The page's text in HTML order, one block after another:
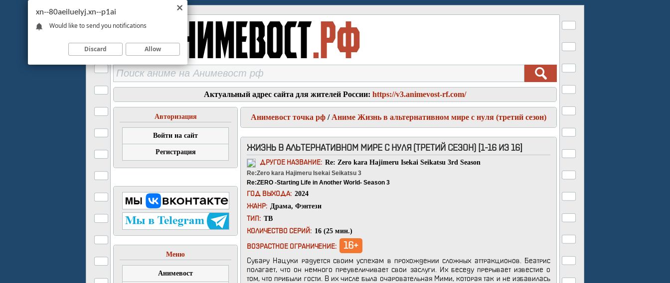
Актуальный адрес сайта для жителей России: https://v3.animevost-rf.com/
Авторизация
Войти на сайт
Регистрация
Меню
Анимевост
Анимевост точка рф / Аниме Жизнь в альтернативном мире с нуля (третий сезон)
ЖИЗНЬ В АЛЬТЕРНАТИВНОМ МИРЕ С НУЛЯ (ТРЕТИЙ СЕЗОН) [1-16 ИЗ 16]
ДРУГОЕ НАЗВАНИЕ: Re: Zero kara Hajimeru Isekai Seikatsu 3rd Season
Re:Zero kara Hajimeru Isekai Seikatsu 3
Re:ZERO -Starting Life in Another World- Season 3
ГОД ВЫХОДА: 2024
ЖАНР: Драма, Фэнтези
ТИП: ТВ
КОЛИЧЕСТВО СЕРИЙ: 16 (25 мин.)
ВОЗРАСТНОЕ ОГРАНИЧЕНИЕ: 16+
Субару Нацуки радуется своим успехам в прохождении сложных аттракционов. Беатрис
полагает, что он немного преувеличивает свои заслуги. Их беседу прерывает известие о
том, что прибыли гости. В их числе была очаровательная Мими, которая так и не избавилась
xn--80aeiluelyj.xn--p1ai
Would like to send you notifications
Discard Allow